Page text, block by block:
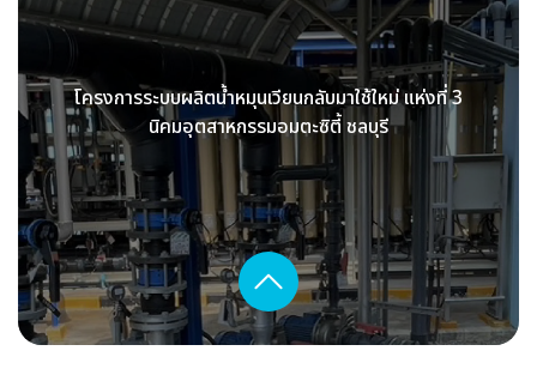
โครงการระบบผลิตน้ำหมุนเวียนกลับมาใช้ใหม่ แห่งที่ 3
นิคมอุตสาหกรรมอมตะซิตี้ ชลบุรี